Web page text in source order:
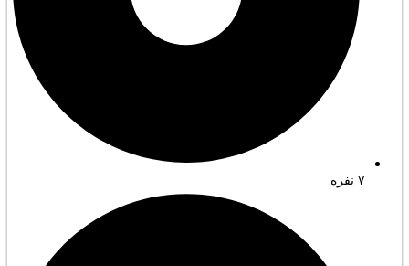
۷ نفره